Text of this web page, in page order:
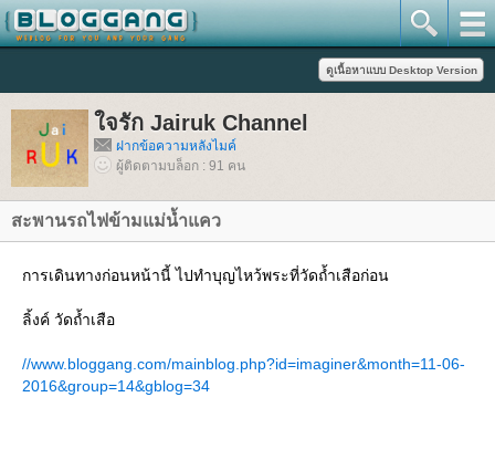
จรัก Jairuk Channel
ฝากข้อความหลังไมค์
ผู้ติดตามบล็อก : 91 คน
สะพานรถไฟข้ามแม่น้ำแคว
การเดินทางก่อนหน้านี้ ไปทำบุญไหว้พระที่วัดถ้ำเสือก่อน
ลิ้งค์ วัดถ้ำเสือ
//www.bloggang.com/mainblog.php?id=imaginer&month=11-06-
2016&group=14&gblog=34